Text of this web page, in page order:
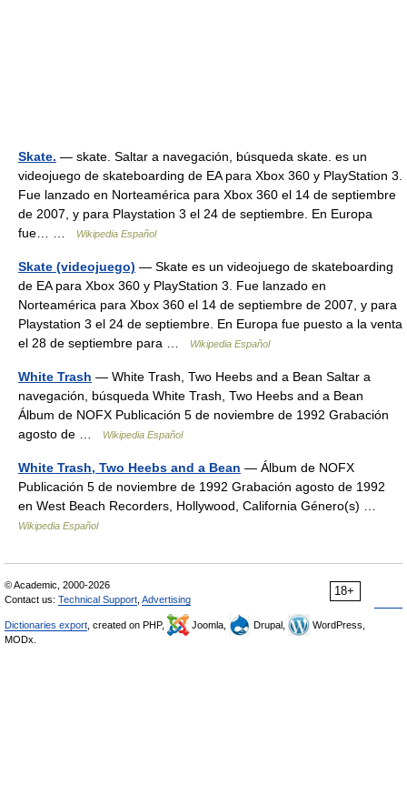
Skate. — skate. Saltar a navegación, búsqueda skate. es un
videojuego de skateboarding de EA para Xbox 360 y PlayStation 3.
Fue lanzado en Norteamérica para Xbox 360 el 14 de septiembre
de 2007, y para Playstation 3 el 24 de septiembre. En Europa
fue… …
Wikipedia Español
Skate (videojuego) — Skate es un videojuego de skateboarding
de EA para Xbox 360 y PlayStation 3. Fue lanzado en
Norteamérica para Xbox 360 el 14 de septiembre de 2007, y para
Playstation 3 el 24 de septiembre. En Europa fue puesto a la venta
el 28 de septiembre para …
Wikipedia Español
White Trash — White Trash, Two Heebs and a Bean Saltar a
navegación, búsqueda White Trash, Two Heebs and a Bean
Álbum de NOFX Publicación 5 de noviembre de 1992 Grabación
agosto de …
Wikipedia Español
White Trash, Two Heebs and a Bean — Álbum de NOFX
Publicación 5 de noviembre de 1992 Grabación agosto de 1992
en West Beach Recorders, Hollywood, California Género(s) …
Wikipedia Español
18+
© Academic, 2000-2026
Contact us: Technical Support Advertising
Dictionaries export , created on PHP, Joomla, Drupal,
WordPress,
MODx.